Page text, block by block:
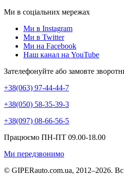
Ми в соціальних мережах
Ми в Instagram
Ми в Twitter
Ми на Facebook
Наш канал на YouTube
Зателефонуйте або замовте
+38(063) 97-44-44-7
+38(050) 58-35-39-3
+38(097) 08-66-56-5
Працюємо ПН-ПТ 09.00-18.00
Ми передзвонимо
© GIPERauto.com.ua, 2012–2026.